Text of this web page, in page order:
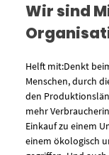
Wir sind
Helft mit:Denkt
Menschen, durch
den
mehr
Einkauf zu einem
einem ökologisch